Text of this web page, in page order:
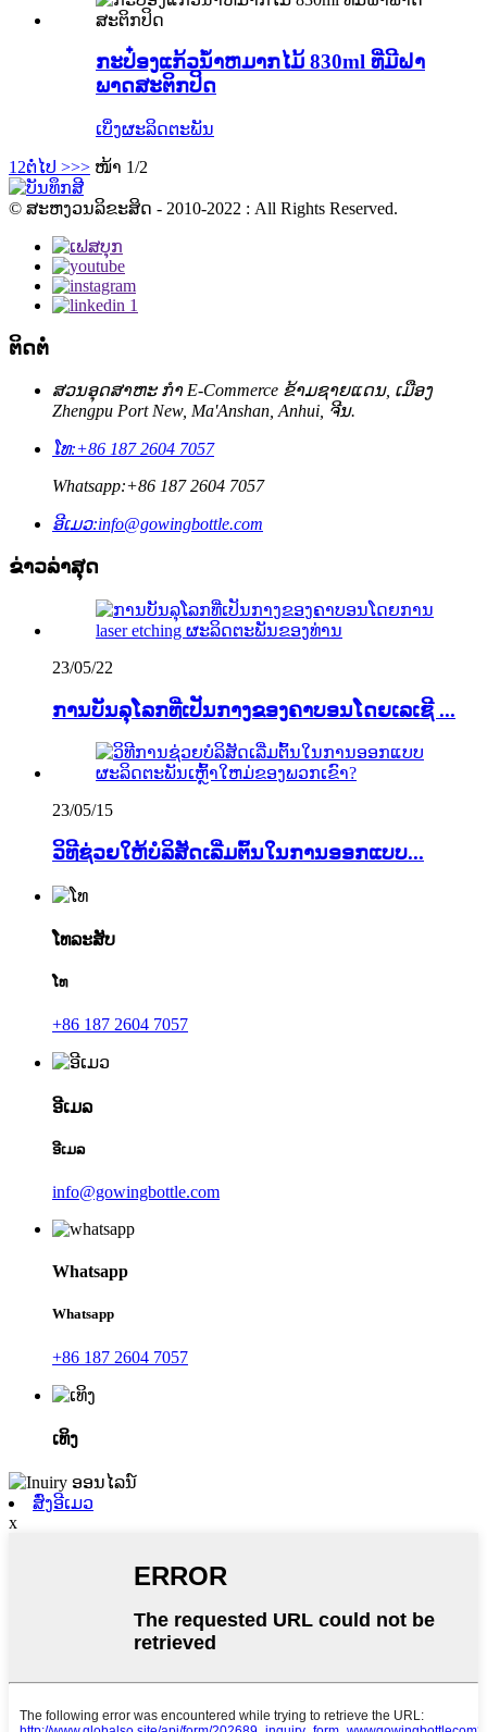
ກະປ໋ອງແກ້ວນ້ໍາຫມາກໄມ້ 830ml ທີ່ມີຝາ
ພາດສະຕິກປິດ
ເບິ່ງຜະລິດຕະພັນ
1 2ຕໍ່ໄປ >>> ໜ້າ 1/2
© ສະຫງວນລິຂະສິດ - 2010-2022 : All Rights Reserved.
ຕິດຕໍ່
ສວນອຸດສາຫະ ກຳ E-Commerce ຂ້າມຊາຍແດນ, ເມືອງ
Zhengpu Port New, Ma'Anshan, Anhui, ຈີນ.
ໂທ:+86 187 2604 7057
Whatsapp:+86 187 2604 7057
ອີເມວ:info@gowingbottle.com
ຂ່າວ​ລ່າ​ສຸດ
23/05/22
ການບັນລຸໂລກທີ່ເປັນກາງຂອງຄາບອນໂດຍເລເຊີ ...
23/05/15
ວິທີ​ຊ່ວຍ​ໃຫ້​ບໍລິສັດ​ເລີ່ມ​ຕົ້ນ​ໃນ​ການ​ອອກ​ແບບ...
ໂທລະສັບ
ໂທ
+86 187 2604 7057
ອີເມລ
ອີເມລ
info@gowingbottle.com
Whatsapp
Whatsapp
+86 187 2604 7057
ເທິງ
ສົ່ງອີເມວ
x